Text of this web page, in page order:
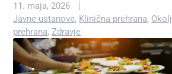
11. maja, 2026
Javne ustanove, Klinična prehrana,
prehrana,Zdravje